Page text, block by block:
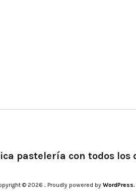
pastelería con todos los
© 2026 . Proudly powered by WordPress.